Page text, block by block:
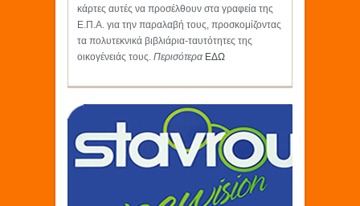
κάρτες αυτές να προσέλθουν στα γραφεία της
Ε.Π.Α. για την παραλαβή τους, προσκομίζοντας
τα πολυτεκνικά βιβλιάρια-ταυτότητες της
οικογένειάς τους. Περισότερα ΕΔΩ